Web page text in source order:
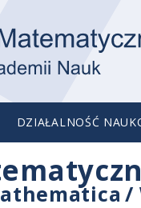
DZIAŁALNOŚĆ
/